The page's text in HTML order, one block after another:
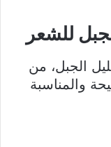
للشعر
الجبل، من
والمناسبة